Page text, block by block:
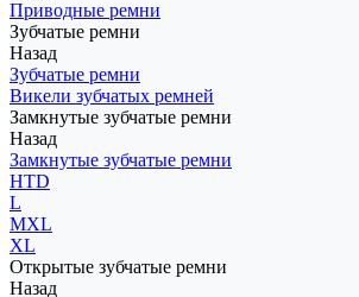
Приводные ремни
Зубчатые ремни
Назад
Зубчатые ремни
Викели зубчатых ремней
Замкнутые зубчатые ремни
Назад
Замкнутые зубчатые ремни
HTD
L
MXL
XL
Открытые зубчатые ремни
Назад